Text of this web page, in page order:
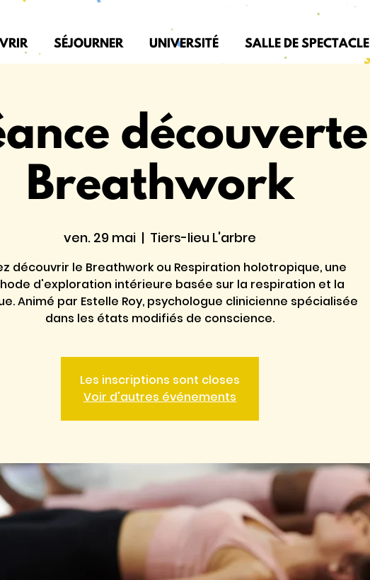
SÉJOURNER UNIVERSITÉ SALLE DE SPECTACLE
découverte
Breathwork
ven. 29 mai
  |
Tiers-lieu L'arbre
découvrir le Breathwork ou Respiration holotropique, une
d'exploration intérieure basée sur la respiration et la
Animé par Estelle Roy, psychologue clinicienne spécialisée
dans les états modifiés de conscience.
Les inscriptions sont closes
Voir d'autres événements